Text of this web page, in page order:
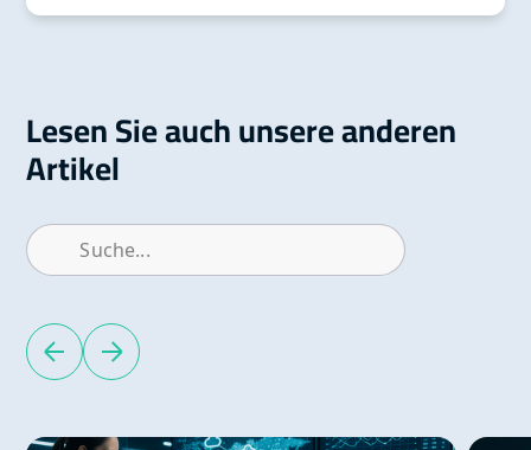
Lesen Sie auch unsere anderen
Artikel